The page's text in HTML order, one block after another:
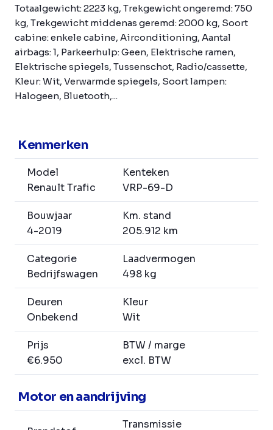
Totaalgewicht: 2223 kg, Trekgewicht ongeremd: 750
kg, Trekgewicht middenas geremd: 2000 kg, Soort
cabine: enkele cabine, Airconditioning, Aantal
airbags: 1, Parkeerhulp: Geen, Elektrische ramen,
Elektrische spiegels, Tussenschot, Radio/cassette,
Kleur: Wit, Verwarmde spiegels, Soort lampen:
Halogeen, Bluetooth,...
Kenmerken
Model
Renault Trafic
Kenteken
VRP-69-D
Bouwjaar
4-2019
Km. stand
205.912 km
Categorie
Bedrijfswagen
Laadvermogen
498 kg
Deuren
Onbekend
Kleur
Wit
Prijs
€6.950
BTW / marge
excl. BTW
Motor en aandrijving
Transmissie